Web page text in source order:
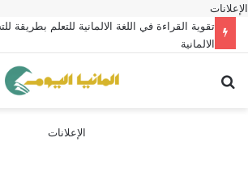
الإعلانات
تقوية القراءة في اللغة الالمانية للتعلم بطريقة
الالمانية
الإعلانات